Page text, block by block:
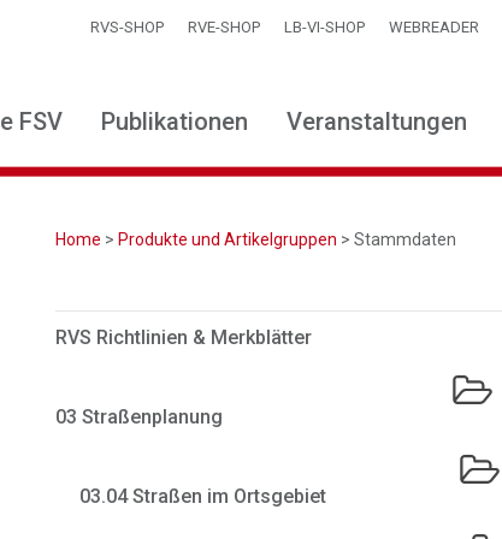
RVS-SHOP RVE-SHOP LB-VI-SHOP WEBREADER
FSV Publikationen Veranstaltungen
Home > Produkte und Artikelgruppen > Stammdaten
RVS Richtlinien & Merkblätter
03 Straßenplanung
03.04 Straßen im Ortsgebiet